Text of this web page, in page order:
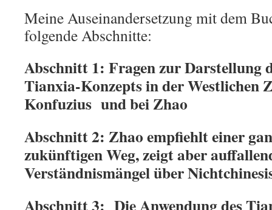
Meine Auseinandersetzung mit dem
folgende Abschnitte:
Abschnitt 1: Fragen zur Darstellung
Tianxia-Konzepts in der Westlichen
Konfuzius und bei Zhao
Abschnitt 2: Zhao empfiehlt einer
zukünftigen Weg, zeigt aber
Verständnismängel über
Abschnitt 3: Die Anwendung des